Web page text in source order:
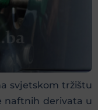
svjetskom tržištu
naftnih derivata u